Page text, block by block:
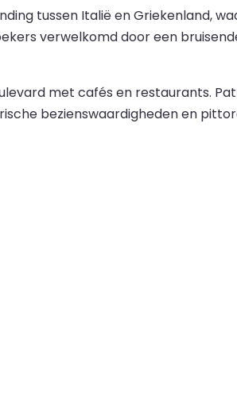
tussen Italië en Griekenland,
verwelkomd door een
met cafés en restaurants.
bezienswaardigheden en